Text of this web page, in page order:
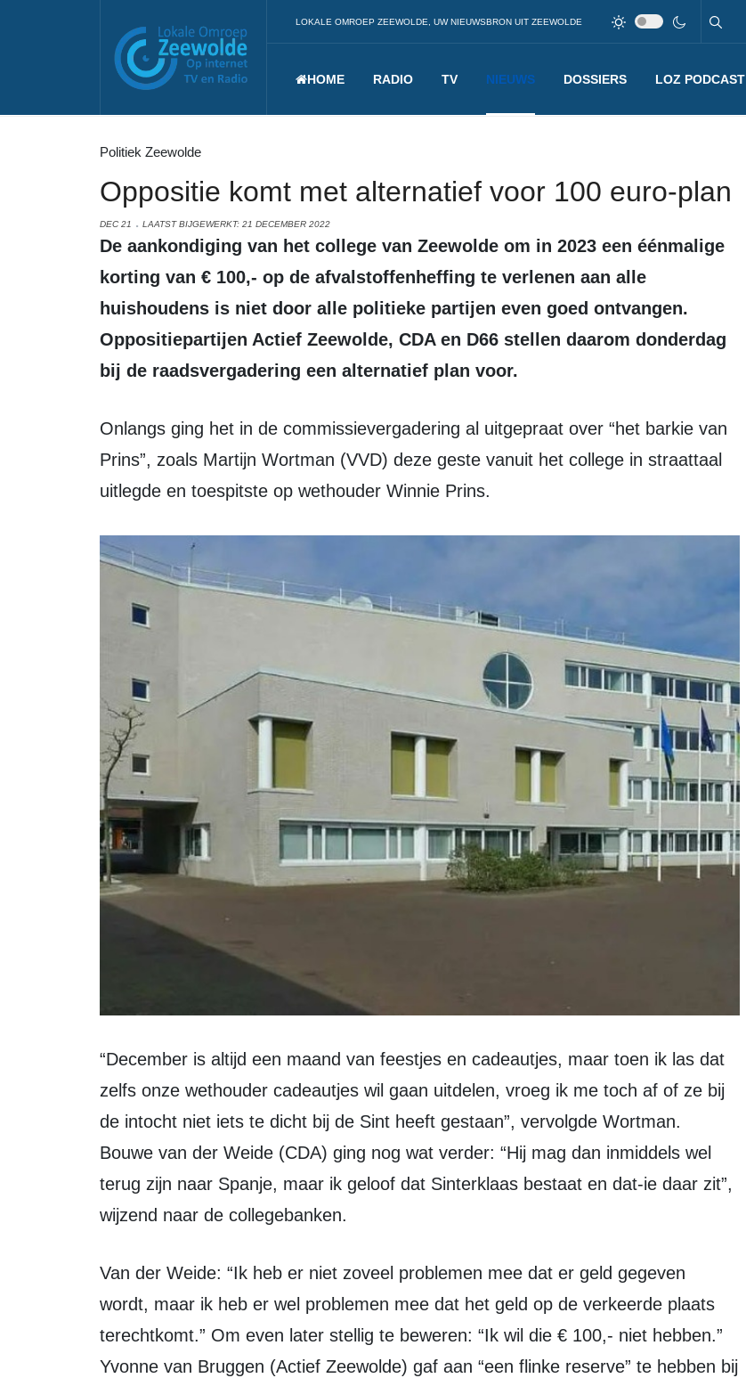
LOKALE OMROEP ZEEWOLDE, UW NIEUWSBRON UIT ZEEWOLDE
HOME RADIO TV NIEUWS DOSSIERS LOZ PODCAST
Politiek Zeewolde
Oppositie komt met alternatief voor 100 euro-plan
DEC 21 LAATST BIJGEWERKT: 21 DECEMBER 2022
De aankondiging van het college van Zeewolde om in 2023 een éénmalige
korting van € 100,- op de afvalstoffenheffing te verlenen aan alle
huishoudens is niet door alle politieke partijen even goed ontvangen.
Oppositiepartijen Actief Zeewolde, CDA en D66 stellen daarom donderdag
bij de raadsvergadering een alternatief plan voor.
Onlangs ging het in de commissievergadering al uitgepraat over “het barkie van
Prins”, zoals Martijn Wortman (VVD) deze geste vanuit het college in straattaal
uitlegde en toespitste op wethouder Winnie Prins.
“December is altijd een maand van feestjes en cadeautjes, maar toen ik las dat
zelfs onze wethouder cadeautjes wil gaan uitdelen, vroeg ik me toch af of ze bij
de intocht niet iets te dicht bij de Sint heeft gestaan”, vervolgde Wortman.
Bouwe van der Weide (CDA) ging nog wat verder: “Hij mag dan inmiddels wel
terug zijn naar Spanje, maar ik geloof dat Sinterklaas bestaat en dat-ie daar zit”,
wijzend naar de collegebanken.
Van der Weide: “Ik heb er niet zoveel problemen mee dat er geld gegeven
wordt, maar ik heb er wel problemen mee dat het geld op de verkeerde plaats
terechtkomt.” Om even later stellig te beweren: “Ik wil die € 100,- niet hebben.”
Yvonne van Bruggen (Actief Zeewolde) gaf aan “een flinke reserve” te hebben bij